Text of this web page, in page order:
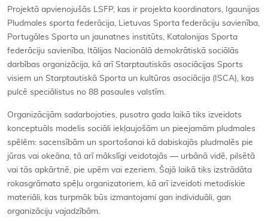
Projektā apvienojušās LSFP, kas ir projekta koordinators, Igaunijas
Pludmales sporta federācija, Lietuvas Sporta federāciju savienība,
Portugāles Sporta un jaunatnes institūts, Katalonijas Sporta
federāciju savienība, Itālijas Nacionālā demokrātiskā sociālās
darbības organizācija, kā arī Starptautiskās asociācijas Sports
visiem un Starptautiskā Sporta un kultūras asociācija (ISCA), kas
pulcē speciālistus no 88 pasaules valstīm.
Organizācijām sadarbojoties, pusotra gada laikā tiks izveidots
konceptuāls modelis sociāli iekļaujošām un pieejamām pludmales
spēlēm: sacensībām un sportošanai kā dabiskajās pludmalēs pie
jūras vai okeāna, tā arī mākslīgi veidotajās — urbānā vidē, pilsētā
vai tās apkārtnē, pie upēm vai ezeriem. Šajā laikā tiks izstrādāta
rokasgrāmata spēļu organizatoriem, kā arī izveidoti metodiskie
materiāli, kas turpmāk būs izmantojami gan individuāli, gan
organizāciju vajadzībām.